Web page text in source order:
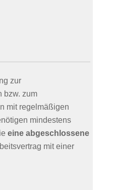
zur
bzw. zum
mit regelmäßigen
mindestens
eine abgeschlossene
mit einer